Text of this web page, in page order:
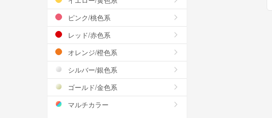
ピンク/桃色系
レッド/赤色系
オレンジ/橙色系
シルバー/銀色系
ゴールド/金色系
マルチカラー